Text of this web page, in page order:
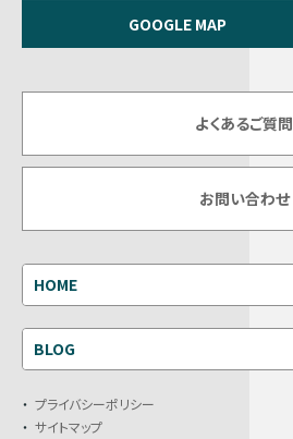
GOOGLE MAP
よくあるご質問
お問い合わせ
HOME
BLOG
プライバシーポリシー
サイトマップ